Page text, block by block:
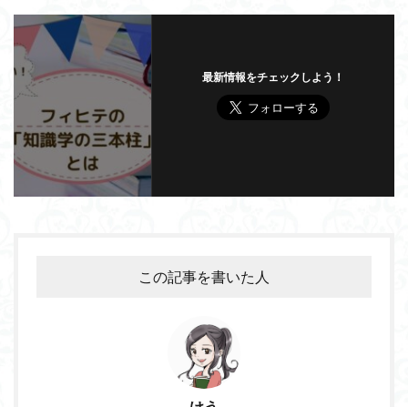
最新情報をチェックしよう！
この記事を書いた人